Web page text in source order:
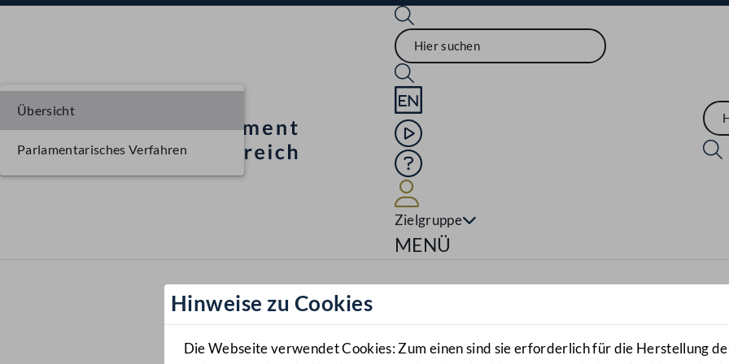
Sprache English
Mediathek
Hilfe
Zielgruppe
Navigationsmenü öffnen
MENÜ
Hinweise zu Cookies
Die Webseite verwendet Cookies: Zum einen sind sie erforderlich für die Herstellung
Übersicht
Parlamentarisches Verfahren